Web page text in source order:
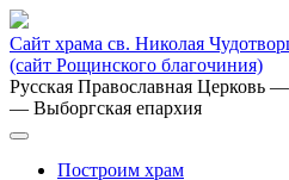
Сайт храма св. Николая
(сайт Рощинского благочиния)
Русская Православная Церковь —
— Выборгская епархия
Построим храм